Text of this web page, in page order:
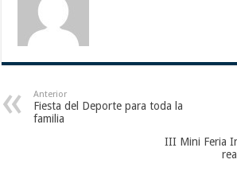
Anterior
Fiesta del Deporte para toda la
familia
III Mini Feria